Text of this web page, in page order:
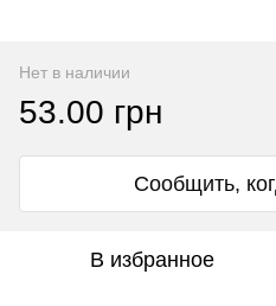
Нет в наличии
53.00 грн
Сообщить,
В избранное